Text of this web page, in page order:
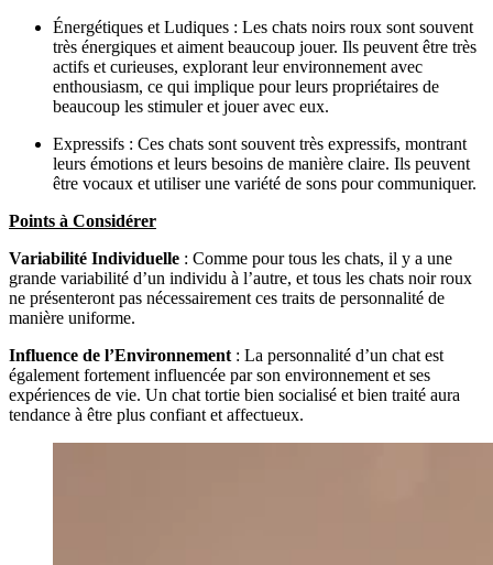
Énergétiques et Ludiques : Les chats noirs roux sont souvent
très énergiques et aiment beaucoup jouer. Ils peuvent être très
actifs et curieuses, explorant leur environnement avec
enthousiasm, ce qui implique pour leurs propriétaires de
beaucoup les stimuler et jouer avec eux.
Expressifs : Ces chats sont souvent très expressifs, montrant
leurs émotions et leurs besoins de manière claire. Ils peuvent
être vocaux et utiliser une variété de sons pour communiquer.
Points à Considérer
Variabilité Individuelle : Comme pour tous les chats, il y a une
grande variabilité d’un individu à l’autre, et tous les chats noir roux
ne présenteront pas nécessairement ces traits de personnalité de
manière uniforme.
Influence de l’Environnement : La personnalité d’un chat est
également fortement influencée par son environnement et ses
expériences de vie. Un chat tortie bien socialisé et bien traité aura
tendance à être plus confiant et affectueux.